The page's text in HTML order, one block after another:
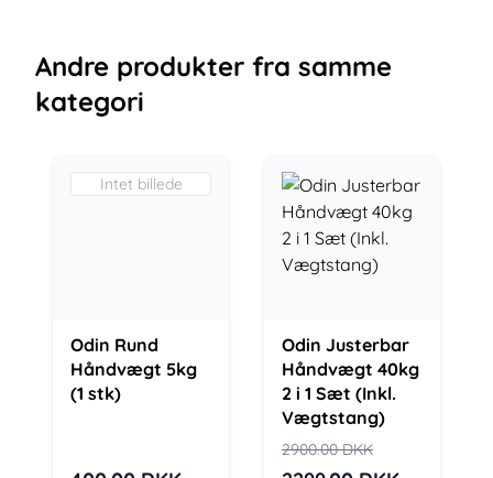
Andre produkter fra samme
kategori
Intet billede
Odin Rund
Håndvægt 5kg
(1 stk)
Odin Justerbar
Håndvægt 40kg
2 i 1 Sæt (Inkl.
Vægtstang)
2900.00DKK